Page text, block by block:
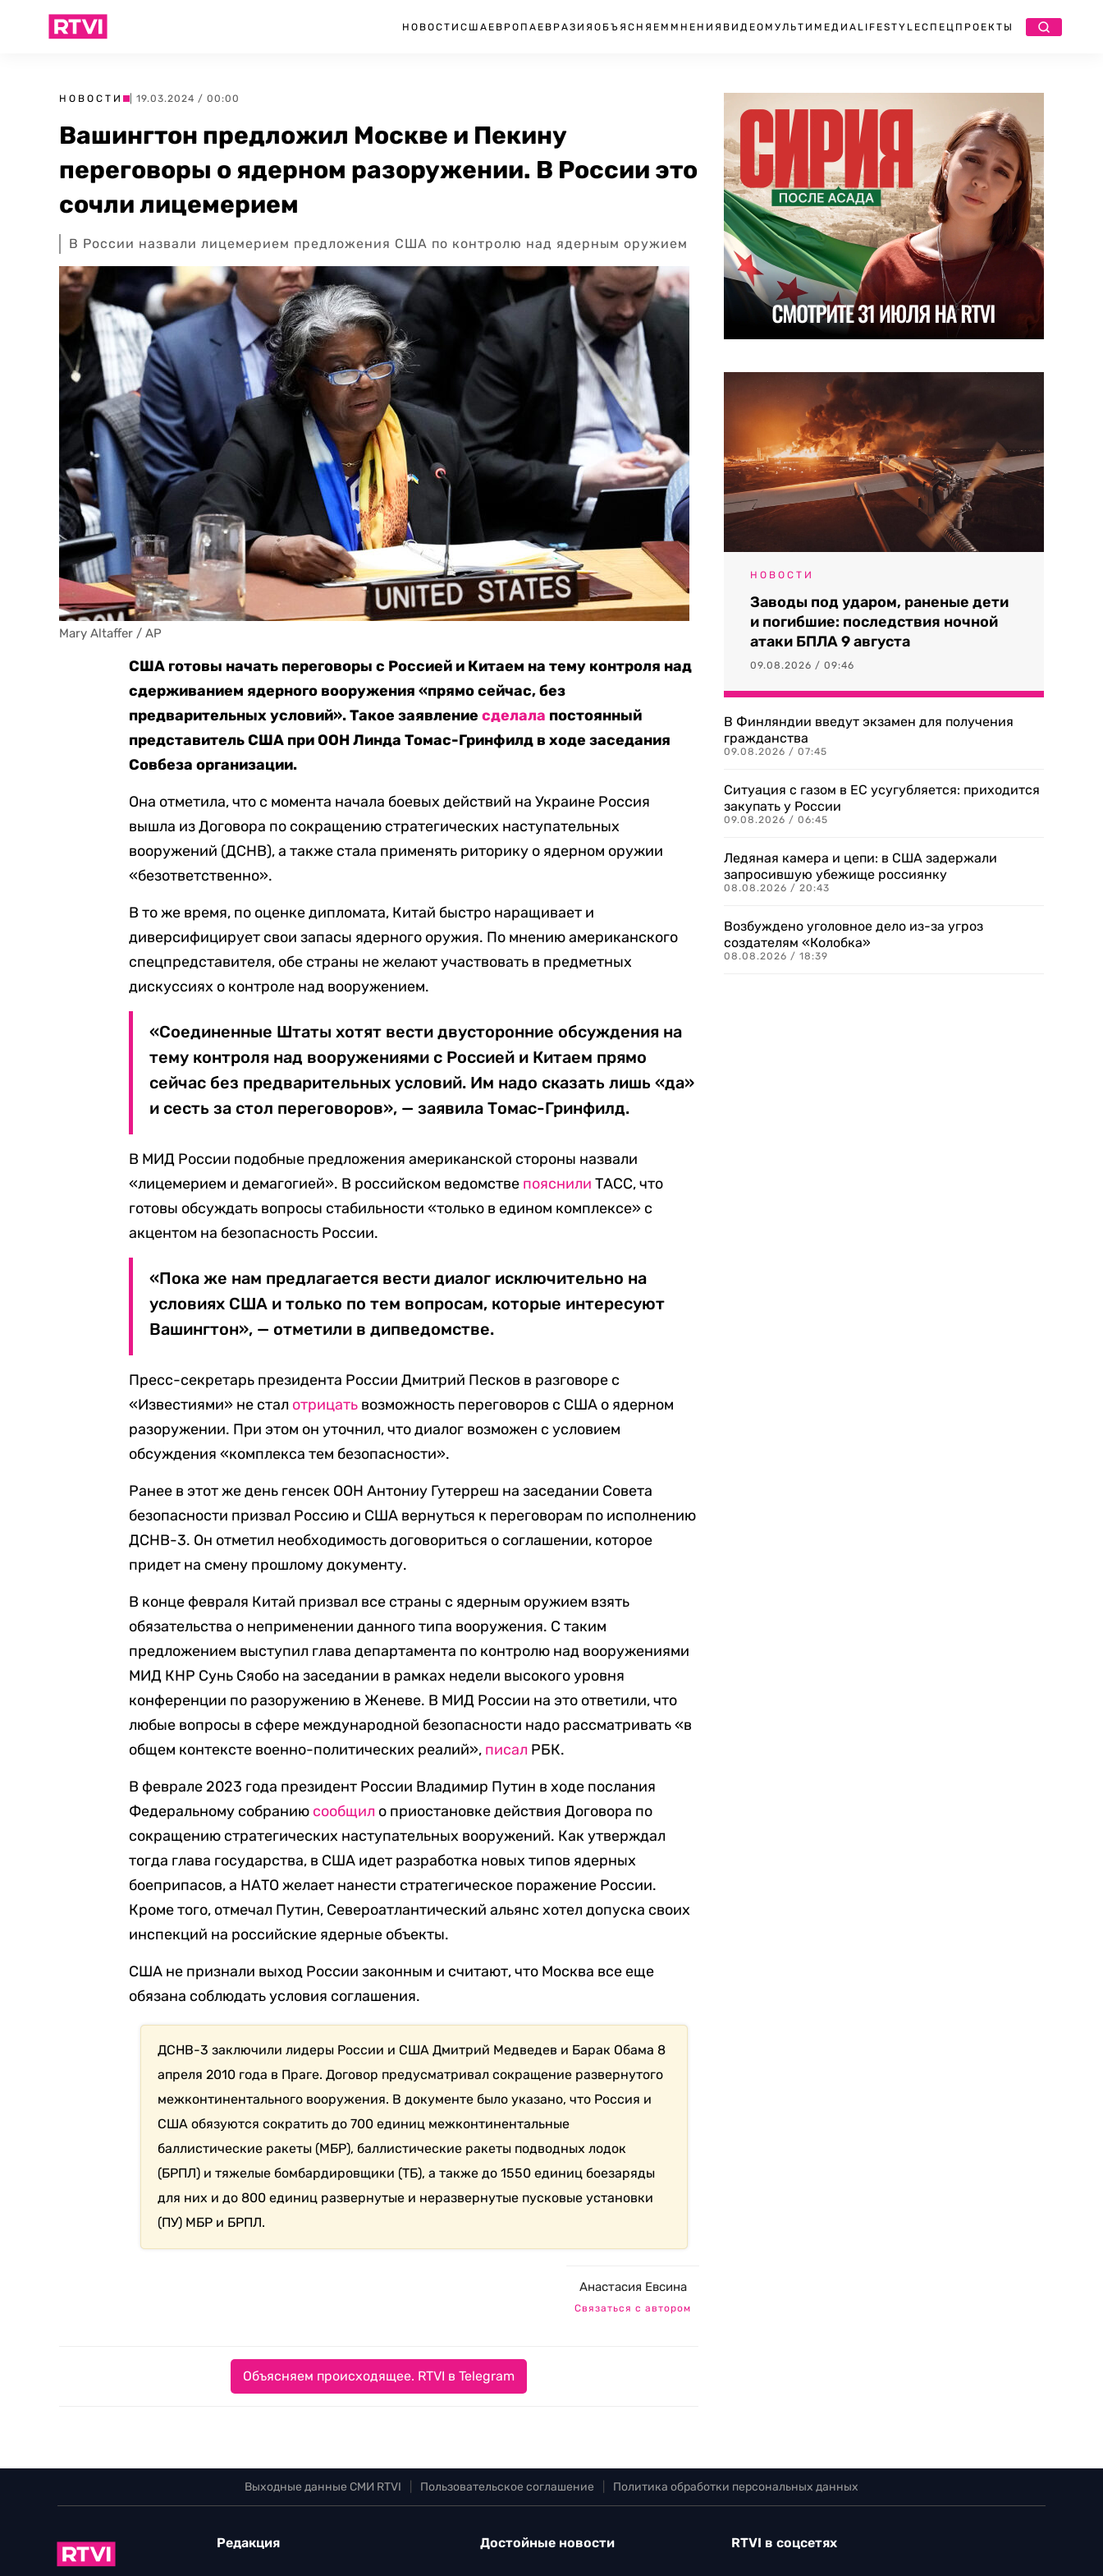
НОВОСТИ США ЕВРОПА ЕВРАЗИЯ ОБЪЯСНЯЕМ МНЕНИЯ ВИДЕО МУЛЬТИМЕДИА LIFESTYLEСПЕЦПРОЕКТЫ
НОВОСТИ | 19.03.2024 / 00:00
Вашингтон предложил Москве и Пекину
переговоры о ядерном разоружении. В России это
сочли лицемерием
В России назвали лицемерием предложения США по контролю над ядерным оружием
Mary Altaffer / AP
США готовы начать переговоры с Россией и Китаем на тему контроля над
сдерживанием ядерного вооружения «прямо сейчас, без
предварительных условий». Такое заявлениесделала постоянный
представитель США при ООН Линда Томас-Гринфилд в ходе заседания
Совбеза организации.
Она отметила, что с момента начала боевых действий на Украине Россия
вышла из Договора по сокращению стратегических наступательных
вооружений (ДСНВ), а также стала применять риторику о ядерном оружии
«безответственно».
В то же время, по оценке дипломата, Китай быстро наращивает и
диверсифицирует свои запасы ядерного оружия. По мнению американского
спецпредставителя, обе страны не желают участвовать в предметных
дискуссиях о контроле над вооружением.
«Соединенные Штаты хотят вести двусторонние обсуждения на
тему контроля над вооружениями с Россией и Китаем прямо
сейчас без предварительных условий. Им надо сказать лишь «да»
и сесть за стол переговоров», — заявила Томас-Гринфилд.
В МИД России подобные предложения американской стороны назвали
«лицемерием и демагогией». В российском ведомстве пояснили ТАСС, что
готовы обсуждать вопросы стабильности «только в едином комплексе» с
акцентом на безопасность России.
«Пока же нам предлагается вести диалог исключительно на
условиях США и только по тем вопросам, которые интересуют
Вашингтон», — отметили в дипведомстве.
Пресс-секретарь президента России Дмитрий Песков в разговоре с
«Известиями» не стал отрицать возможность переговоров с США о ядерном
разоружении. При этом он уточнил, что диалог возможен с условием
обсуждения «комплекса тем безопасности».
Ранее в этот же день генсек ООН Антониу Гутерреш на заседании Совета
безопасности призвал Россию и США вернуться к переговорам по исполнению
ДСНВ-3. Он отметил необходимость договориться о соглашении, которое
придет на смену прошлому документу.
В конце февраля Китай призвал все страны с ядерным оружием взять
обязательства о неприменении данного типа вооружения. С таким
предложением выступил глава департамента по контролю над вооружениями
МИД КНР Сунь Сяобо на заседании в рамках недели высокого уровня
конференции по разоружению в Женеве. В МИД России на это ответили, что
любые вопросы в сфере международной безопасности надо рассматривать «в
общем контексте военно-политических реалий», писал РБК.
В феврале 2023 года президент России Владимир Путин в ходе послания
Федеральному собранию сообщил о приостановке действия Договора по
сокращению стратегических наступательных вооружений. Как утверждал
тогда глава государства, в США идет разработка новых типов ядерных
боеприпасов, а НАТО желает нанести стратегическое поражение России.
Кроме того, отмечал Путин, Североатлантический альянс хотел допуска своих
инспекций на российские ядерные объекты.
США не признали выход России законным и считают, что Москва все еще
обязана соблюдать условия соглашения.
ДСНВ-3 заключили лидеры России и США Дмитрий Медведев и Барак Обама 8
апреля 2010 года в Праге. Договор предусматривал сокращение развернутого
межконтинентального вооружения. В документе было указано, что Россия и
США обязуются сократить до 700 единиц межконтинентальные
баллистические ракеты (МБР), баллистические ракеты подводных лодок
(БРПЛ) и тяжелые бомбардировщики (ТБ), а также до 1550 единиц боезаряды
для них и до 800 единиц развернутые и неразвернутые пусковые установки
(ПУ) МБР и БРПЛ.
Анастасия Евсина
Связаться с автором
Объясняем происходящее. RTVI в Telegram
НОВОСТИ
Заводы под ударом, раненые дети
и погибшие: последствия ночной
атаки БПЛА 9 августа
09.08.2026 / 09:46
В Финляндии введут экзамен для получения
гражданства
09.08.2026 / 07:45
Ситуация с газом в ЕС усугубляется: приходится
закупать у России
09.08.2026 / 06:45
Ледяная камера и цепи: в США задержали
запросившую убежище россиянку
08.08.2026 / 20:43
Возбуждено уголовное дело из-за угроз
создателям «Колобка»
08.08.2026 / 18:39
Выходные данные СМИ RTVI Пользовательское соглашение Политика обработки персональных данных
Редакция Достойные новости RTVI в соцсетях